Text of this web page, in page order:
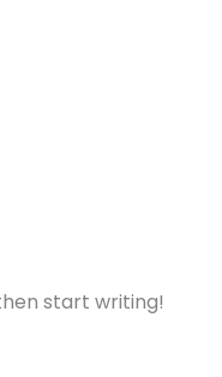
start writing!